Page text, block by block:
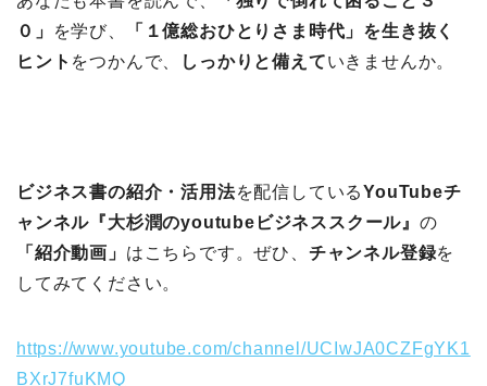
０」
を学び、
「１億総おひとりさま時代」を生き抜く
ヒント をつかんで、 しっかりと備えていきませんか。
ビジネス書の紹介・活用法を配信しているYouTubeチ
ャンネル『大杉潤のyoutubeビジネススクール』 の
「紹介動画」 はこちらです。ぜひ、 チャンネル登録を
してみてください。
https://www.youtube.com/channel/UCIwJA0CZFgYK1
BXrJ7fuKMQ